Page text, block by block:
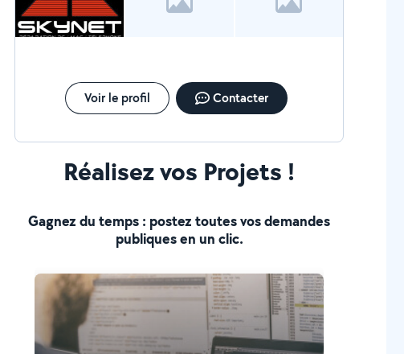
Voir le profil Contacter
Réalisez vos Projets !
Gagnez du temps : postez toutes vos demandes
publiques en un clic.